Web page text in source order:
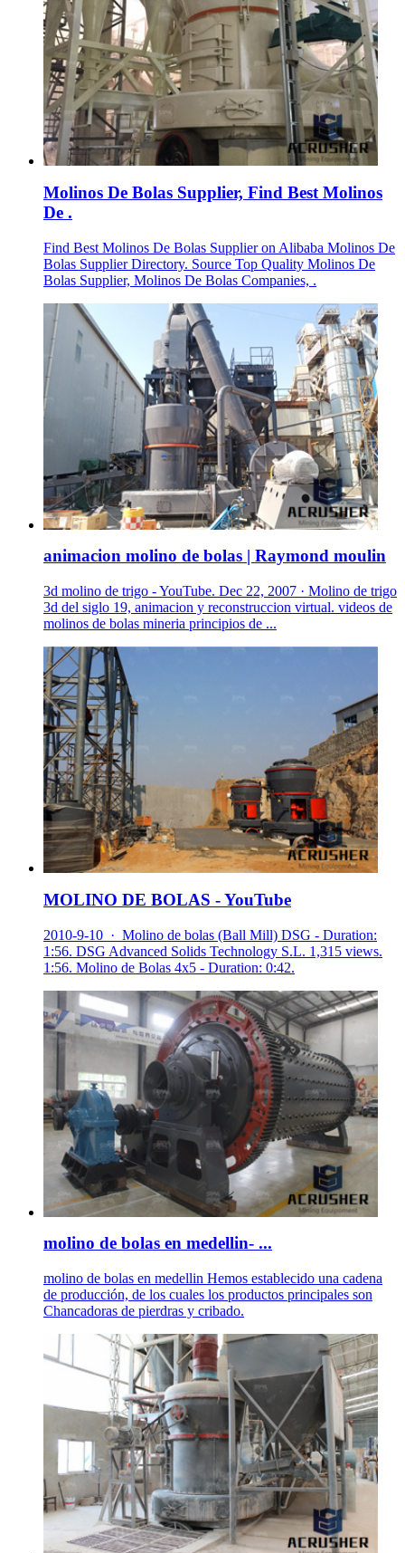
Molinos De Bolas Supplier, Find Best Molinos
De .
Find Best Molinos De Bolas Supplier on Alibaba Molinos De
Bolas Supplier Directory. Source Top Quality Molinos De
Bolas Supplier, Molinos De Bolas Companies, .
animacion molino de bolas | Raymond moulin
3d molino de trigo - YouTube. Dec 22, 2007 · Molino de trigo
3d del siglo 19, animacion y reconstruccion virtual. videos de
molinos de bolas mineria principios de ...
MOLINO DE BOLAS - YouTube
2010-9-10 · Molino de bolas (Ball Mill) DSG - Duration:
1:56. DSG Advanced Solids Technology S.L. 1,315 views.
1:56. Molino de Bolas 4x5 - Duration: 0:42.
molino de bolas en medellin- ...
molino de bolas en medellin Hemos establecido una cadena
de producción, de los cuales los productos principales son
Chancadoras de pierdras y cribado.